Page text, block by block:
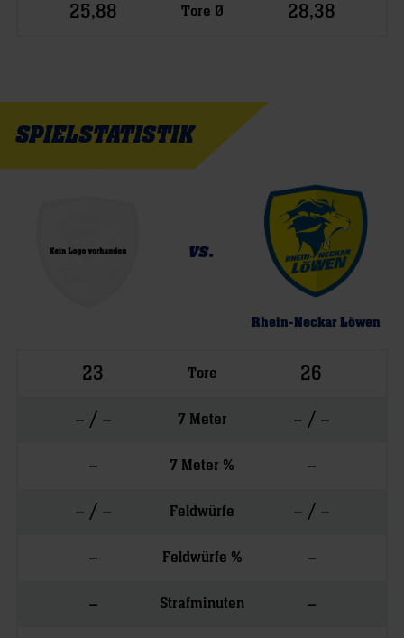
25,88 Tore Ø 28,38
SPIELSTATISTIK
vs.
Rhein-Neckar Löwen
23 Tore 26
– / – 7 Meter – / –
– 7 Meter % –
– / – Feldwürfe – / –
– Feldwürfe % –
– Strafminuten –